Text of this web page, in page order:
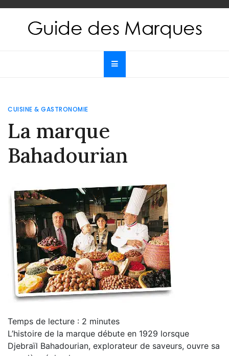
Skip
content
Guide des Marques
CUISINE & GASTRONOMIE
La marque
Bahadourian
Temps de lecture : 2 minutes
L’histoire de la marque débute en 1929 lorsque
Djebraïl Bahadourian, explorateur de saveurs, ouvre sa